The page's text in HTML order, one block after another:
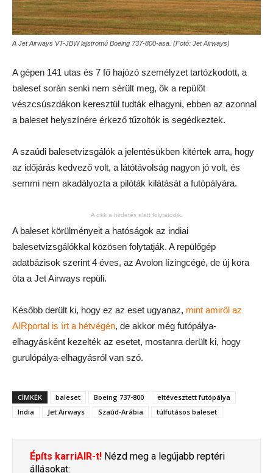
A Jet Airways VT-JBW lajstromú Boeing 737-800-asa. (Fotó: Jet Airways)
A gépen 141 utas és 7 fő hajózó személyzet tartózkodott, a
baleset során senki nem sérült meg, ők a repülőt
vészcsúszdákon keresztül tudták elhagyni, ebben az azonnal
a baleset helyszínére érkező tűzoltók is segédkeztek.
A szaúdi balesetvizsgálók a jelentésükben kitértek arra, hogy
az időjárás kedvező volt, a látótávolság nagyon jó volt, és
semmi nem akadályozta a pilóták kilátását a futópályára.
A cikk a hirdetés alatt folytatódik.
A baleset körülményeit a hatóságok az indiai
balesetvizsgálókkal közösen folytatják. A repülőgép
adatbázisok szerint 4 éves, az Avolon lízingcégé, de új kora
óta a Jet Airways repüli.
Később derült ki, hogy ez az eset ugyanaz, mint amiről az
AIRportal is írt a hétvégén, de akkor még futópálya-
elhagyásként kezelték az esetet, mostanra derült ki, hogy
gurulópálya-elhagyásról van szó.
CÍMKÉK baleset Boeing 737-800
eltévesztett futópálya
India
Jet Airways Szaúd-Arábia túlfutásos baleset
Építs karriAIR-t! Nézd meg a legújabb reptéri
állásokat: